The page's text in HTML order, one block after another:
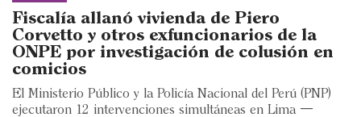
Eventos
Blogs
Ranking CEO
Fiscalía allanó vivienda de Piero
Corvetto y otros exfuncionarios de la
ONPE por investigación de colusión en
comicios
El Ministerio Público y la Policía Nacional del Perú (PNP)
ejecutaron 12 intervenciones simultáneas en Lima —